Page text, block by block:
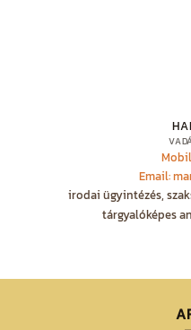
Email:
irodai ügyintézés,
tárgyalóképes